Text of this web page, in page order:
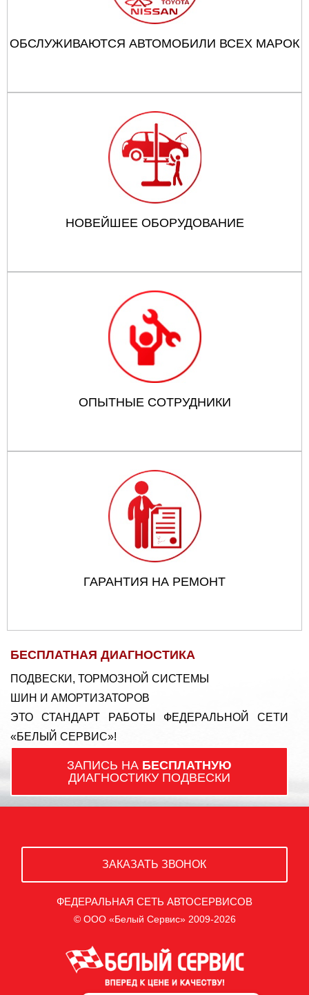
ОБСЛУЖИВАЮТСЯ АВТОМОБИЛИ ВСЕХ МАРОК
НОВЕЙШЕЕ ОБОРУДОВАНИЕ
ОПЫТНЫЕ СОТРУДНИКИ
ГАРАНТИЯ НА РЕМОНТ
БЕСПЛАТНАЯ ДИАГНОСТИКА
ПОДВЕСКИ, ТОРМОЗНОЙ СИСТЕМЫ
ШИН И АМОРТИЗАТОРОВ
ЭТО СТАНДАРТ РАБОТЫ ФЕДЕРАЛЬНОЙ СЕТИ
«БЕЛЫЙ СЕРВИС»!
ЗАПИСЬ НА БЕСПЛАТНУЮ
ДИАГНОСТИКУ ПОДВЕСКИ
ЗАКАЗАТЬ ЗВОНОК
ФЕДЕРАЛЬНАЯ СЕТЬ АВТОСЕРВИСОВ
© ООО «Белый Сервис» 2009-2026